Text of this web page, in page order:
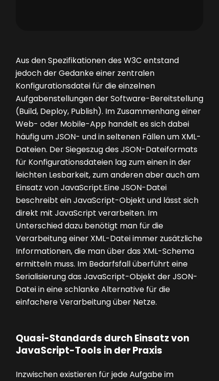
Aus den Spezifikationen des W3C entstand
jedoch der Gedanke einer zentralen
Konfigurationsdatei für die einzelnen
Aufgabenstellungen der Software-Bereitstellung
(Build, Deploy, Publish). Im Zusammenhang einer
Web- oder Mobile-App handelt es sich dabei
häufig um JSON- und in seltenen Fällen um XML-
Dateien. Der Siegeszug des JSON-Dateiformats
für Konfigurationsdateien lag zum einen in der
leichten Lesbarkeit, zum anderen aber auch am
Einsatz von JavaScript.Eine JSON-Datei
beschreibt ein JavaScript-Objekt und lässt sich
direkt mit JavaScript verarbeiten. Im
Unterschied dazu benötigt man für die
Verarbeitung einer XML-Datei immer zusätzliche
Informationen, die man über das XML-Schema
ermitteln muss. Im Bedarfsfall überführt eine
Serialisierung das JavaScript-Objekt der JSON-
Datei in eine schlanke Alternative für die
einfachere Verarbeitung über Netze.
Quasi-Standards durch Einsatz von
JavaScript-Tools in der Praxis
Inzwischen existieren für jede Aufgabe im